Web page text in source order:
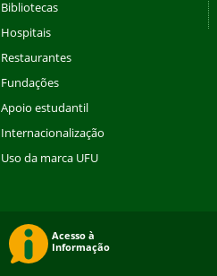
Bibliotecas
Hospitais
Restaurantes
Fundações
Apoio estudantil
Internacionalização
Uso da marca UFU